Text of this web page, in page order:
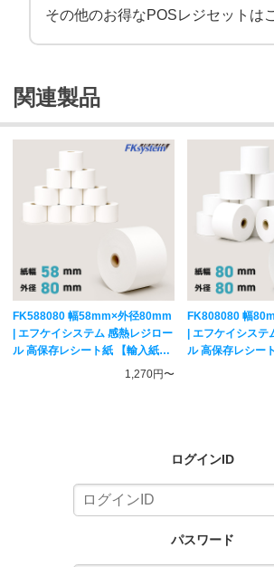
その他のお得なPOSレジセットは
関連製品
FK588080 幅58mm×外径80mm
| エフケイシステム 感熱レジロー
ル 高保存レシート紙 【輸入紙・
1,270円〜
FK808080 幅
| エフケイシステ
ル 高保存レシー
ログインID
パスワード